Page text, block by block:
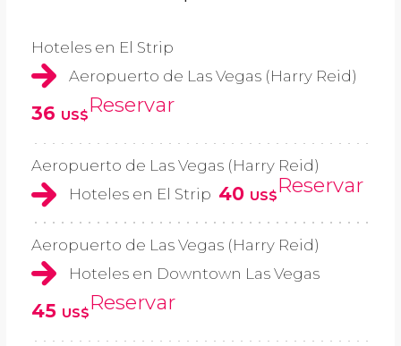
Hoteles en El Strip
Aeropuerto de Las Vegas (Harry Reid)
36 US$Reservar
Aeropuerto de Las Vegas (Harry Reid)
Hoteles en El Strip 40 US$Reservar
Aeropuerto de Las Vegas (Harry Reid)
Hoteles en Downtown Las Vegas
45 US$Reservar